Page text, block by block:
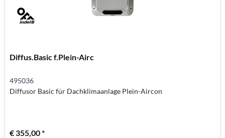
Diffus.Basic f.Plein-Airc
495036
Diffusor Basic für Dachklimaanlage Plein-Aircon
€ 355,00 *